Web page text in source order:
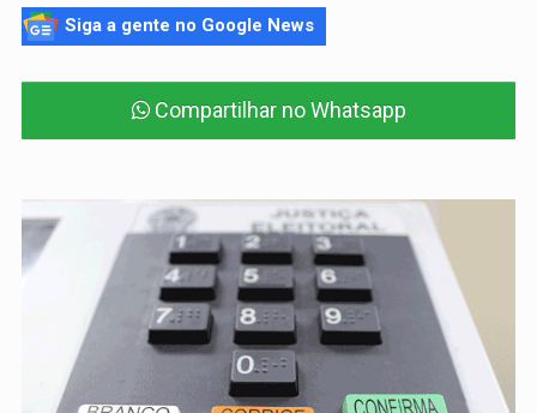
Siga a gente no Google News
Compartilhar no Whatsapp